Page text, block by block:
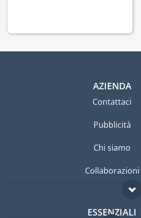
AZIENDA
Contattaci
Pubblicità
Chi siamo
Collaborazioni
ESSENZIALI